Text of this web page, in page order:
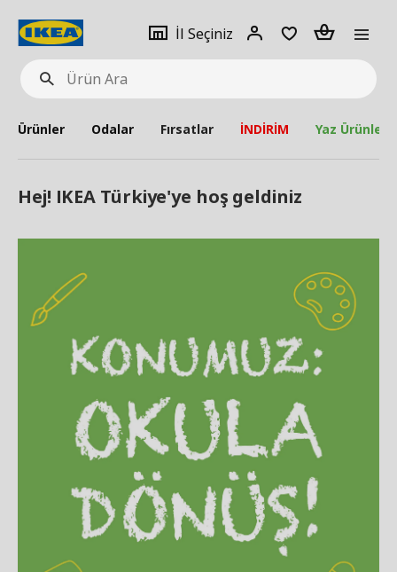
Ürün
Ara
İl Seçiniz
Giriş
Adet
Ürünler Odalar Fırsatlar İNDİRİM Yaz Ürünleri
Hej! IKEA Türkiye'ye hoş geldiniz